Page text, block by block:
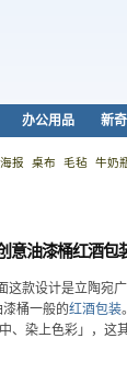
办公用品 新
海报 桌布 毛毡 牛奶
意油漆桶红酒包
这款设计是立陶宛
桶一般的红酒包装
、染上色彩」，这